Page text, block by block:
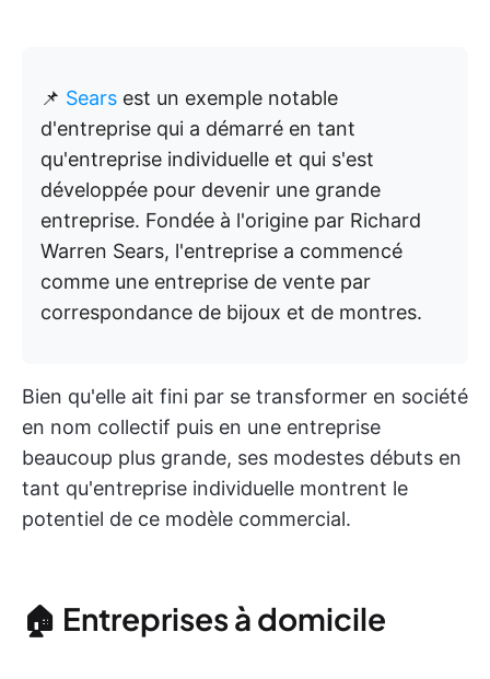
📌 Sears est un exemple notable
d'entreprise qui a démarré en tant
qu'entreprise individuelle et qui s'est
développée pour devenir une grande
entreprise. Fondée à l'origine par Richard
Warren Sears, l'entreprise a commencé
comme une entreprise de vente par
correspondance de bijoux et de montres.
Bien qu'elle ait fini par se transformer en société
en nom collectif puis en une entreprise
beaucoup plus grande, ses modestes débuts en
tant qu'entreprise individuelle montrent le
potentiel de ce modèle commercial.
🏠 Entreprises à domicile